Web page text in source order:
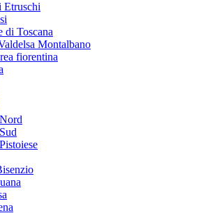
Etruschi
di Toscana
Montalbano
fiorentina